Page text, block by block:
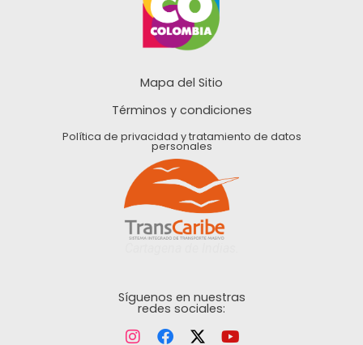
Mapa del Sitio
Términos y condiciones
Política de privacidad y tratamiento de datos
personales
Síguenos en nuestras
redes sociales: